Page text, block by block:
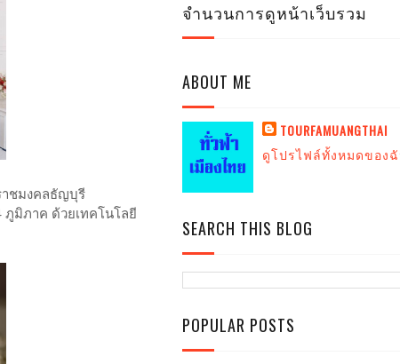
าชมงคลธัญบุรี
มิภาค ด้วยเทคโนโลยี
จำนวนการดูหน้าเว็บรวม
ABOUT ME
TOURFAMUANGTHAI
ดูโปรไฟล์ทั้งหมดของ
SEARCH THIS BLOG
POPULAR POSTS